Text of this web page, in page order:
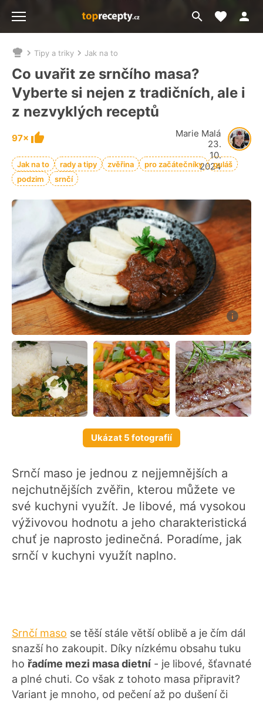
Přejít
na
Moje
Nacházíte
se
zde:
Tipy a triky Jak na to
Co uvařit ze srnčího masa?
Vyberte si nejen z tradičních, ale i
z nezvyklých receptů
97×
Marie Malá
23.
10.
2024
Jak na to rady a tipy zvěřina pro začátečníky
guláš
podzim
srnčí
Ukázat 5 fotografií
Srnčí maso je jednou z nejjemnějších a
nejchutnějších zvěřin, kterou můžete ve
své kuchyni využít. Je libové, má vysokou
výživovou hodnotu a jeho charakteristická
chuť je naprosto jedinečná. Poradíme, jak
srnčí v kuchyni využít naplno.
Srnčí maso se těší stále větší oblibě a je čím dál
snazší ho zakoupit. Díky nízkému obsahu tuku
ho řadíme mezi masa dietní - je libové, šťavnaté
a plné chuti. Co však z tohoto masa připravit?
Variant je mnoho, od pečení až po dušení či